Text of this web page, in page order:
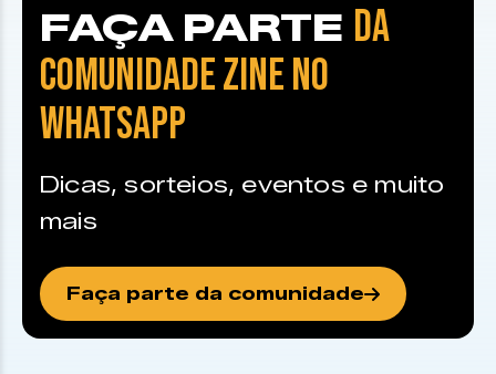
FAÇA PARTE DA
COMUNIDADE ZINE NO
WHATSAPP
Dicas, sorteios, eventos e muito
mais
Faça parte da comunidade